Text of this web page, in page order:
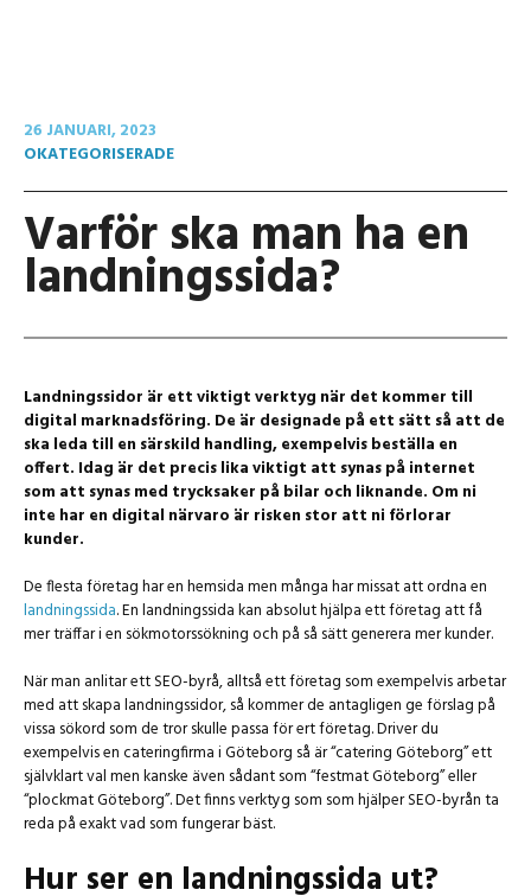
26 JANUARI, 2023
OKATEGORISERADE
Varför ska man ha en
landningssida?
Landningssidor är ett viktigt verktyg när det kommer till
digital marknadsföring. De är designade på ett sätt så att de
ska leda till en särskild handling, exempelvis beställa en
offert. Idag är det precis lika viktigt att synas på internet
som att synas med trycksaker på bilar och liknande. Om ni
inte har en digital närvaro är risken stor att ni förlorar
kunder.
De flesta företag har en hemsida men många har missat att ordna en
landningssida. En landningssida kan absolut hjälpa ett företag att få
mer träffar i en sökmotorssökning och på så sätt generera mer kunder.
När man anlitar ett SEO-byrå, alltså ett företag som exempelvis arbetar
med att skapa landningssidor, så kommer de antagligen ge förslag på
vissa sökord som de tror skulle passa för ert företag. Driver du
exempelvis en cateringfirma i Göteborg så är “catering Göteborg” ett
självklart val men kanske även sådant som “festmat Göteborg” eller
“plockmat Göteborg”. Det finns verktyg som som hjälper SEO-byrån ta
reda på exakt vad som fungerar bäst.
Hur ser en landningssida ut?